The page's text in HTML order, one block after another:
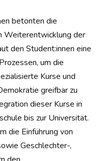
betonten die
Weiterentwicklung der
den Student:innen eine
um die
Kurse und
greifbar zu
dieser Kurse in
bis zur Universität.
die Einführung von
Geschlechter-,